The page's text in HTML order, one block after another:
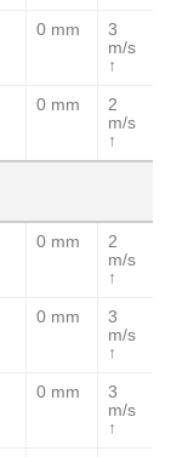
0 mm
3
m/s
↑
0 mm
2
m/s
↑
0 mm
2
m/s
↑
0 mm
3
m/s
↑
0 mm
3
m/s
↑